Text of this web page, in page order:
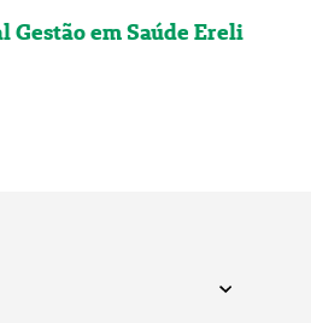
Gestão em Saúde Ereli